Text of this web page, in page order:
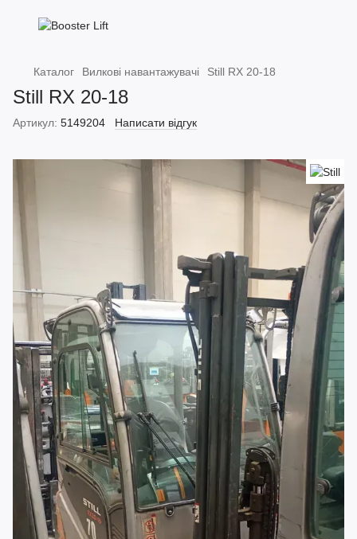
Каталог Вилкові навантажувачі Still RX 20-18
Still RX 20-18
Артикул: 5149204 Написати відгук